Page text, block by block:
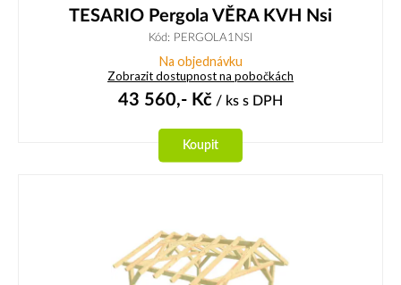
TESARIO Pergola VĚRA KVH Nsi
Kód: PERGOLA1NSI
Na objednávku
Zobrazit dostupnost na pobočkách
43 560,- Kč / ks s DPH
Koupit